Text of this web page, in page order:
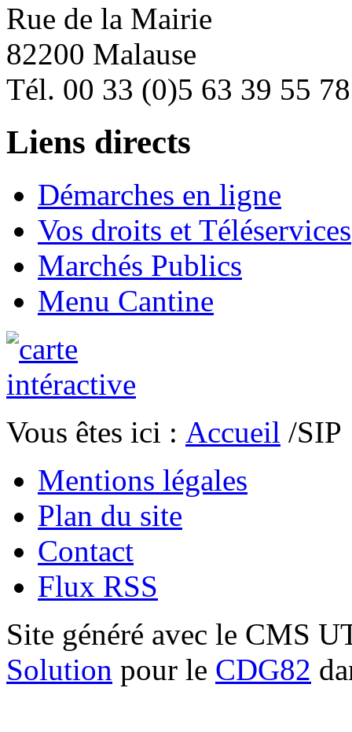
Rue de la Mairie
82200 Malause
Tél. 00 33 (0)5 63 39 55 78
Liens directs
Démarches en ligne
Vos droits et Téléservices
Marchés Publics
Menu Cantine
Vous êtes ici : Accueil /SIP
Mentions légales
Plan du site
Contact
Flux RSS
Site généré avec le CMS
Solution pour le CDG82